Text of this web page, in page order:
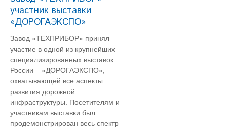
участник выставки
«ДОРОГАЭКСПО»
Завод «ТЕХПРИБОР» принял
участие в одной из крупнейших
специализированных выставок
России – «ДОРОГАЭКСПО»,
охватывающей все аспекты
развития дорожной
инфраструктуры. Посетителям и
участникам выставки был
продемонстрирован весь спектр